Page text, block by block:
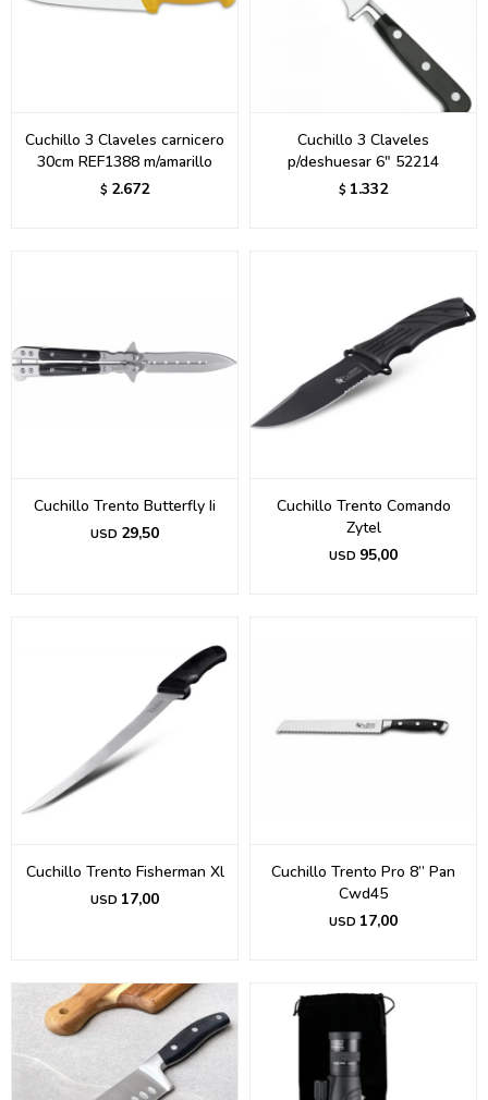
Cuchillo 3 Claveles carnicero
30cm REF1388 m/amarillo
$ 2.672
Cuchillo 3 Claveles
p/deshuesar 6" 52214
$ 1.332
Cuchillo Trento Butterfly Ii
USD 29,50
Cuchillo Trento Comando
Zytel
USD 95,00
Cuchillo Trento Fisherman Xl
USD 17,00
Cuchillo Trento Pro 8” Pan
Cwd45
USD 17,00